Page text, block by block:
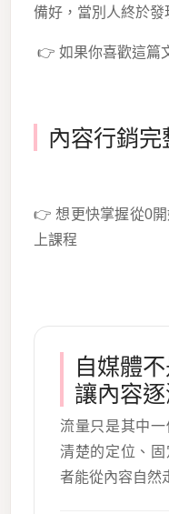
備好，當別人終於
👉 如果你喜歡這篇
內容行銷完
👉 想更快掌握從0
上課程
自媒體
讓內容
流量只是其中
清楚的定位、
者能從內容自然